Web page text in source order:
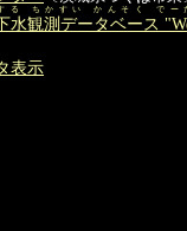
水観測データベース
る ちかすい かんそく でー
表示